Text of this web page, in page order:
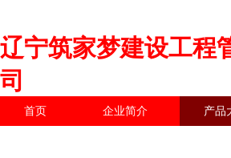
辽宁筑家梦建设工程
司
首页 企业简介 产品